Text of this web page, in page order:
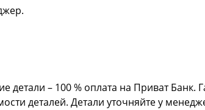
– 100 % оплата на Приват Банк.
деталей. Детали уточняйте у